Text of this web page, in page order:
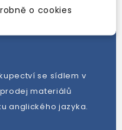
se sídlem v
materiálů
anglického jazyka.
o cookies